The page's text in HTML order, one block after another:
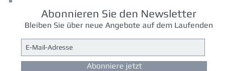
Abonnieren Sie den Newsletter
Bleiben Sie über neue Angebote auf dem Laufenden
Abonniere jetzt